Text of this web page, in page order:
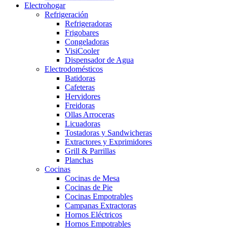
Electrohogar
Refrigeración
Refrigeradoras
Frigobares
Congeladoras
VisiCooler
Dispensador de Agua
Electrodomésticos
Batidoras
Cafeteras
Hervidores
Freidoras
Ollas Arroceras
Licuadoras
Tostadoras y Sandwicheras
Extractores y Exprimidores
Grill & Parrillas
Planchas
Cocinas
Cocinas de Mesa
Cocinas de Pie
Cocinas Empotrables
Campanas Extractoras
Hornos Eléctricos
Hornos Empotrables